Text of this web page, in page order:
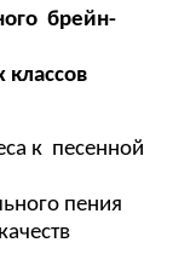
брейн-
классов
к песенной
пения